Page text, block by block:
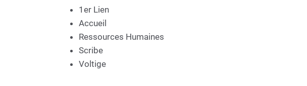
1er Lien
Accueil
Ressources Humaines
Scribe
Voltige